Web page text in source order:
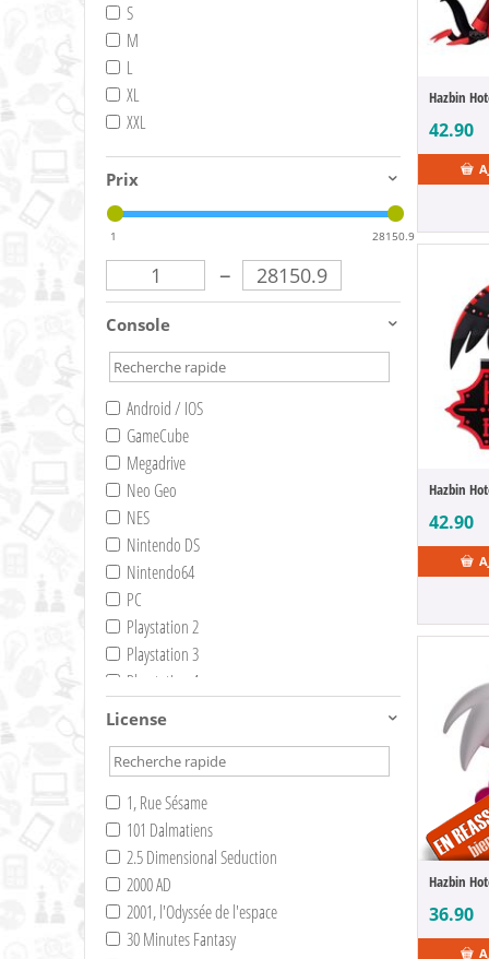
S
M
L
XL
XXL
Prix
1 28150.9
–
Console
Android / IOS
GameCube
Megadrive
Neo Geo
NES
Nintendo DS
Nintendo64
PC
Playstation 2
Playstation 3
Playstation 4
Switch
Switch 2
Wii
WII-U
Xbox 360
XBox One
XBox Series X
License
1, Rue Sésame
101 Dalmatiens
2.5 Dimensional Seduction
2000 AD
2001, l'Odyssée de l'espace
30 Minutes Fantasy
Hazbin
42.90
Hazbin
42.90
Hazbin
36.90